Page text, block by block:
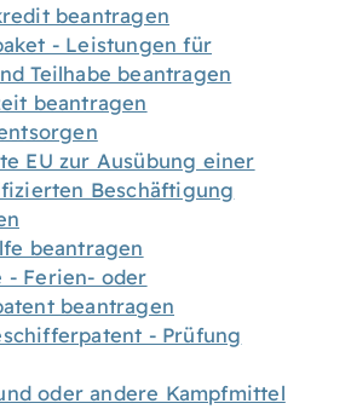
beantragen
- Leistungen für
Teilhabe beantragen
beantragen
EU zur Ausübung einer
Beschäftigung
beantragen
- Ferien- oder
beantragen
- Prüfung
oder andere Kampfmittel